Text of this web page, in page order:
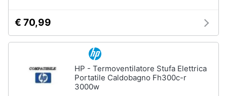
€ 70,99
HP - Termoventilatore Stufa Elettrica
Portatile Caldobagno Fh300c-r
3000w